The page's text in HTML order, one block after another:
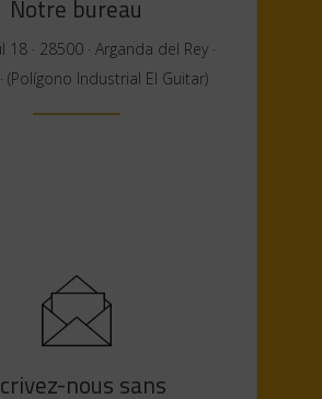
Notre bureau
18 · 28500 · Arganda del Rey ·
(Polígono Industrial El Guitar)
nous sans